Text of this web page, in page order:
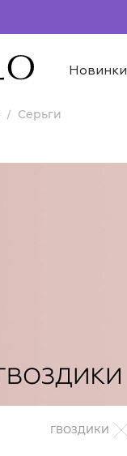
Новинки
Серьги
ГВОЗДИКИ